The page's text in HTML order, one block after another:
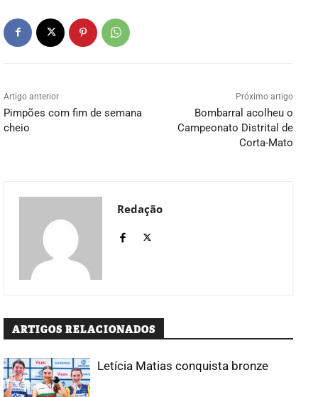
Artigo anterior
Pimpões com fim de semana
cheio
Próximo artigo
Bombarral acolheu o
Campeonato Distrital de
Corta-Mato
Redação
ARTIGOS RELACIONADOS
Letícia Matias conquista bronze